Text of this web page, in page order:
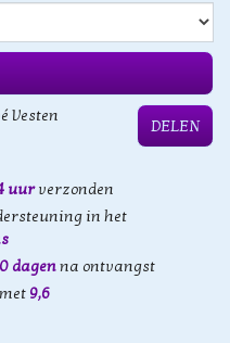
Vesten
DELEN
uurverzonden
in het
dagenna ontvangst
9,6